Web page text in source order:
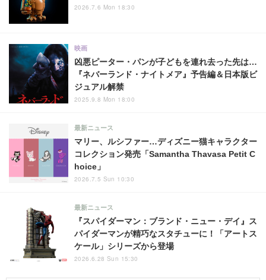
2026.7.6 Mon 18:30
凶悪ピーター・パンが子どもを連れ去った先は…
『ネバーランド・ナイトメア』予告編＆日本版ビ
ジュアル解禁
映画
2025.9.8 Mon 18:00
マリー、ルシファー…ディズニー猫キャラクター
コレクション発売「Samantha Thavasa Petit C
hoice」
最新ニュース
2026.7.5 Sun 10:30
『スパイダーマン：ブランド・ニュー・デイ』ス
パイダーマンが精巧なスタチューに！「アートス
ケール」シリーズから登場
最新ニュース
2026.6.28 Sun 15:30